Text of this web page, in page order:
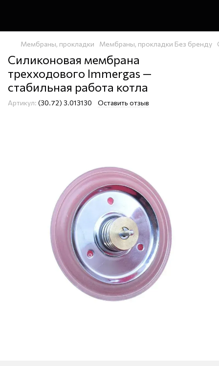
Мембраны, прокладки Мембраны, прокладки Без бренду
Силиконовая мембрана
трехходового Immergas —
стабильная работа котла
Артикул: (30.72) 3.013130 Оставить отзыв